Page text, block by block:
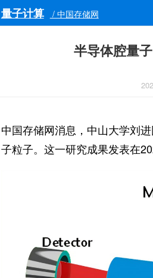
量子计算 / 中国存储网
半导体腔量
中国存储网消息，中山大学刘
子粒子。这一研究成果发表在